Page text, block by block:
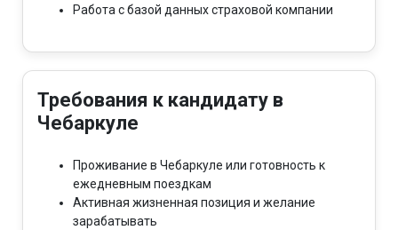
Работа с базой данных страховой компании
Требования к кандидату в
Чебаркуле
Проживание в Чебаркуле или готовность к
ежедневным поездкам
Активная жизненная позиция и желание
зарабатывать